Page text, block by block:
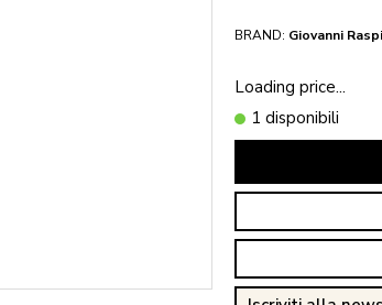
BRAND: Giovanni
Loading price...
1 disponibili